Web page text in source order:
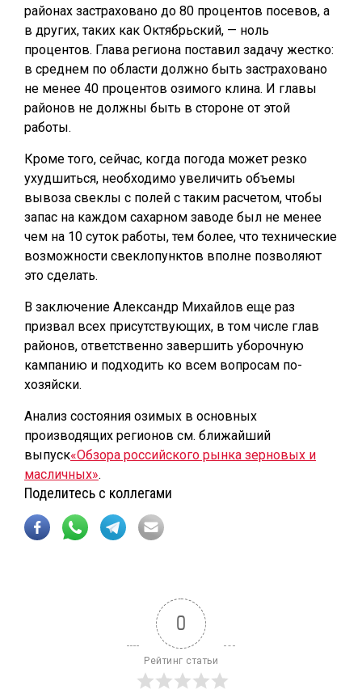
районах застраховано до 80 процентов посевов, а
в других, таких как Октябрьский, — ноль
процентов. Глава региона поставил задачу жестко:
в среднем по области должно быть застраховано
не менее 40 процентов озимого клина. И главы
районов не должны быть в стороне от этой
работы.
Кроме того, сейчас, когда погода может резко
ухудшиться, необходимо увеличить объемы
вывоза свеклы с полей с таким расчетом, чтобы
запас на каждом сахарном заводе был не менее
чем на 10 суток работы, тем более, что технические
возможности свеклопунктов вполне позволяют
это сделать.
В заключение Александр Михайлов еще раз
призвал всех присутствующих, в том числе глав
районов, ответственно завершить уборочную
кампанию и подходить ко всем вопросам по-
хозяйски.
Анализ состояния озимых в основных
производящих регионов см. ближайший
выпуск«Обзора российского рынка зерновых и
масличных».
Поделитесь с коллегами
0
Рейтинг статьи